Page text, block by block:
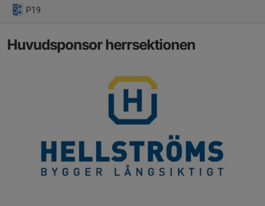
P19
Huvudsponsor herrsektionen